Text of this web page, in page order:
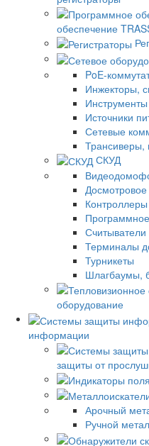
обеспечение
PoE-
Инжекторы,
Инструменты
Источники
Сетевые
Трансиверы,
СКУД
Контроллеры
Считыватели
Терминалы
Турникеты
Шлагбаумы,
оборудование
информации
защиты от
Арочный
Ручной